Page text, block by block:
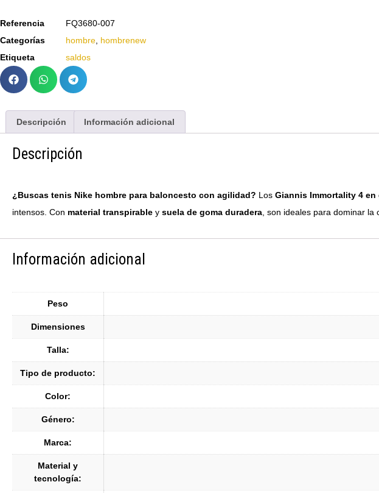
Referencia
FQ3680-007
Categorías
hombre hombrenew
Etiqueta
saldos
Descripción Información adicional
Descripción
¿Buscas tenis Nike hombre para baloncesto con agilidad? Los Giannis Immortality 4 en
intensos. Con material transpirable y suela de goma duradera, son ideales para dominar la
Información adicional
Peso
Dimensiones
Talla:
Tipo de producto:
Color:
Género:
Marca:
Material y
tecnología: